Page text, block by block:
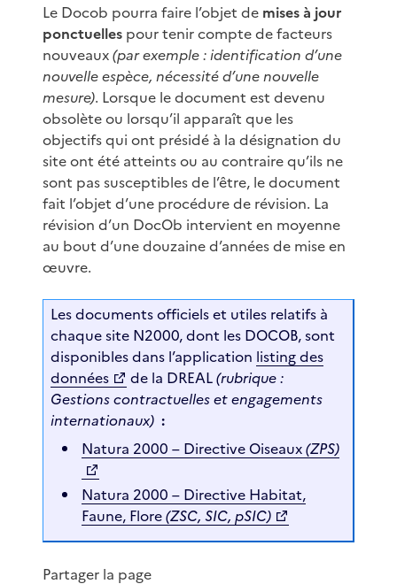
Le Docob pourra faire l’objet de mises à jour
ponctuelles pour tenir compte de facteurs
nouveaux(par exemple : identification d’une
nouvelle espèce, nécessité d’une nouvelle
mesure). Lorsque le document est devenu
obsolète ou lorsqu’il apparaît que les
objectifs qui ont présidé à la désignation du
site ont été atteints ou au contraire qu’ils ne
sont pas susceptibles de l’être, le document
fait l’objet d’une procédure de révision. La
révision d’un DocOb intervient en moyenne
au bout d’une douzaine d’années de mise en
œuvre.
Les documents officiels et utiles relatifs à
chaque site N2000, dont les DOCOB, sont
disponibles dans l’application listing des
données
de la DREAL(rubrique :
Gestions contractuelles et engagements
internationaux) :
Natura 2000 – Directive Oiseaux(ZPS)
Natura 2000 – Directive Habitat,
Faune, Flore(ZSC, SIC, pSIC)
Partager la page